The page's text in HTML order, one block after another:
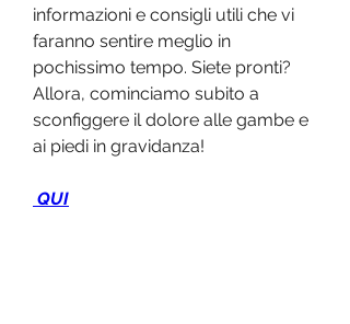
informazioni e consigli utili che vi
faranno sentire meglio in
pochissimo tempo. Siete pronti?
Allora, cominciamo subito a
sconfiggere il dolore alle gambe e
ai piedi in gravidanza!
QUI